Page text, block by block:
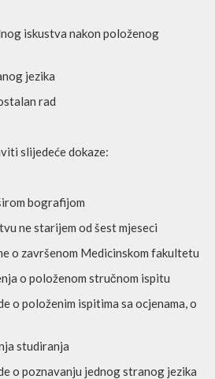
iskustva nakon položenog
jezika
rad
slijedeće dokaze:
bografijom
ne starijem od šest mjeseci
o završenom Medicinskom fakultetu
o položenom stručnom ispitu
o položenim ispitima sa ocjenama, o
studiranja
o poznavanju jednog stranog jezika